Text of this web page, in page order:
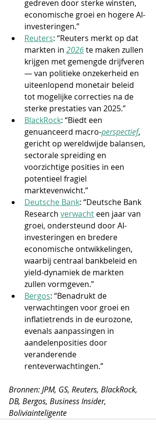
gedreven door sterke winsten,
economische groei en hogere AI-
investeringen.”
Reuters: “Reuters merkt op dat
markten in 2026te maken zullen
krijgen met gemengde drijfveren
— van politieke onzekerheid en
uiteenlopend monetair beleid
tot mogelijke correcties na de
sterke prestaties van 2025.”
BlackRock: “Biedt een
genuanceerd macro-perspectief,
gericht op wereldwijde balansen,
sectorale spreiding en
voorzichtige posities in een
potentieel fragiel
marktevenwicht.”
Deutsche Bank: “Deutsche Bank
Research verwacht een jaar van
groei, ondersteund door AI-
investeringen en bredere
economische ontwikkelingen,
waarbij centraal bankbeleid en
yield-dynamiek de markten
zullen vormgeven.”
Bergos: “Benadrukt de
verwachtingen voor groei en
inflatietrends in de eurozone,
evenals aanpassingen in
aandelenposities door
veranderende
renteverwachtingen.”
Bronnen: JPM, GS, Reuters, BlackRock,
DB, Bergos, Business Insider,
Boliviainteligente